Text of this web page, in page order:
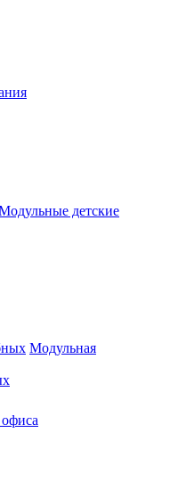
детские
Модульная